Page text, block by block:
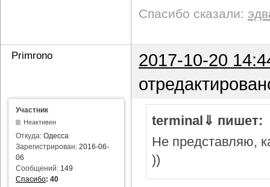
Спасибо сказали:
Primrono
2017-10-20
Участник
Неактивен
Откуда: Одесса
Зарегистрирован: 2016-06-
06
Сообщений: 149
Спасибо: 40
terminal⇓ пишет:
Не представляю,
))